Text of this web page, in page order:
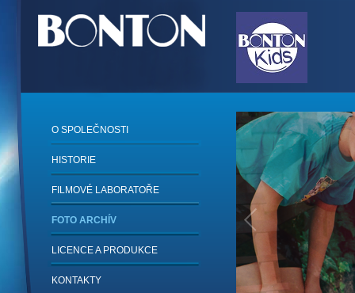
O SPOLEČNOSTI
HISTORIE
FILMOVÉ LABORATOŘE
FOTO ARCHÍV
LICENCE A PRODUKCE
KONTAKTY